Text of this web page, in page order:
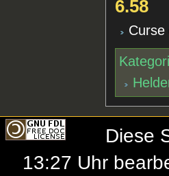
6.58
Diese
13:27 Uhr